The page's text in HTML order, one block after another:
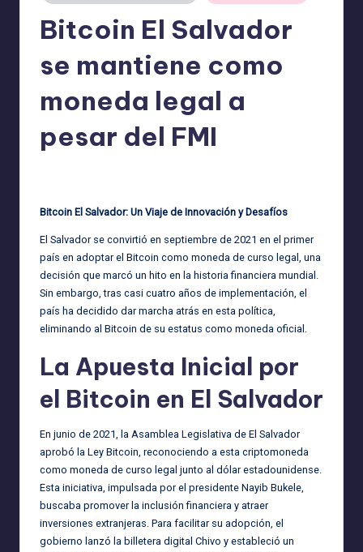
Bitcoin El Salvador
se mantiene como
moneda legal a
pesar del FMI
Bitcoin El Salvador: Un Viaje de Innovación y Desafíos
El Salvador se convirtió en septiembre de 2021 en el primer
país en adoptar el Bitcoin como moneda de curso legal, una
decisión que marcó un hito en la historia financiera mundial.
Sin embargo, tras casi cuatro años de implementación, el
país ha decidido dar marcha atrás en esta política,
eliminando al Bitcoin de su estatus como moneda oficial.
La Apuesta Inicial por
el Bitcoin en El Salvador
En junio de 2021, la Asamblea Legislativa de El Salvador
aprobó la Ley Bitcoin, reconociendo a esta criptomoneda
como moneda de curso legal junto al dólar estadounidense.
Esta iniciativa, impulsada por el presidente Nayib Bukele,
buscaba promover la inclusión financiera y atraer
inversiones extranjeras. Para facilitar su adopción, el
gobierno lanzó la billetera digital Chivo y estableció un